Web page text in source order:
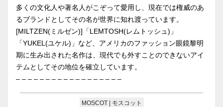
多くの文化人や著名人がこぞって愛用し、現在では権威のあ
るブランドとしてその名が世界に知れ渡っています。
[MILTZEN(ミルゼン)]「LEMTOSH(レムトッシュ)」
「YUKEL(ユケル)」など、アメリカのファッション眼鏡黎明
期に生み出された名作は、現代でも外すことのできないアイ
テムとしてその地位を確立しています。
– – – – – – – – – – – – – – – – – –
MOSCOT | モスコット